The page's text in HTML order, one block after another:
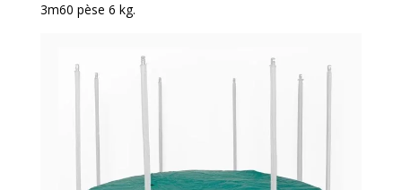
3m60 pèse 6 kg.